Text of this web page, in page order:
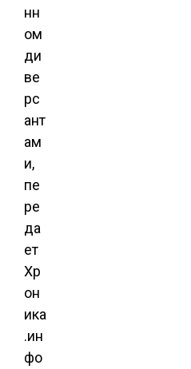
нн
ом
ди
ве
рс
ант
ам
и,
пе
ре
да
ет
Хр
он
ика
.ин
фо